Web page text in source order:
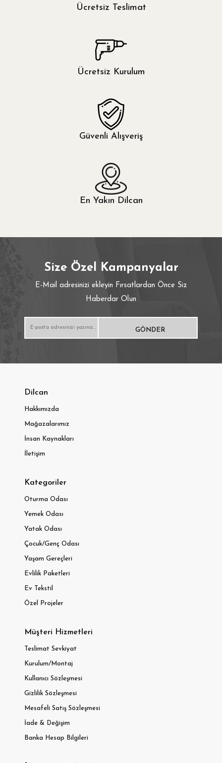
Meşe
Ücretsiz Teslimat
Ücretsiz Kurulum
Güvenli Alışveriş
En Yakın Dilcan
Size Özel Kampanyalar
E-Mail adresinizi ekleyin Fırsatlardan Önce Siz
Haberdar Olun
Dilcan
Hakkımızda
Mağazalarımız
İnsan Kaynakları
İletişim
Kategoriler
Oturma Odası
Yemek Odası
Yatak Odası
Çocuk/Genç Odası
Yaşam Gereçleri
Evlilik Paketleri
Ev Tekstil
Özel Projeler
Müşteri Hizmetleri
Teslimat Sevkiyat
Kurulum/Montaj
Kullanıcı Sözleşmesi
Gizlilik Sözleşmesi
Mesafeli Satış Sözleşmesi
İade & Değişim
Banka Hesap Bilgileri